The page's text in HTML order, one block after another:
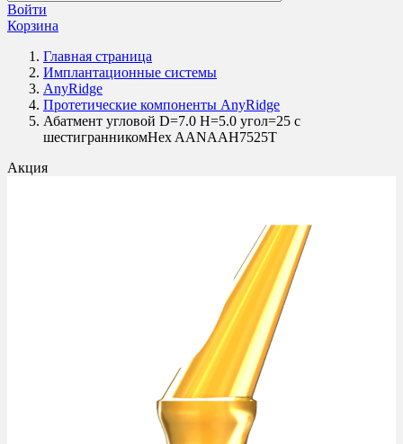
Войти
Корзина
Главная страница
Имплантационные системы
AnyRidge
Протетические компоненты AnyRidge
Абатмент угловой D=7.0 H=5.0 угол=25 с
шестигранникомHex AANAAH7525T
Акция